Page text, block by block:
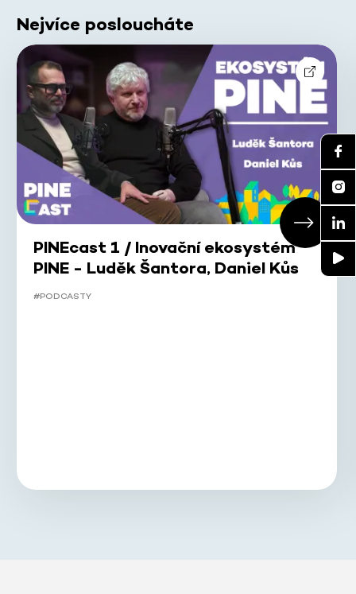
Nejvíce posloucháte
PINEcast 1 / Inovační ekosystém
PINE - Luděk Šantora, Daniel Kůs
#PODCASTY